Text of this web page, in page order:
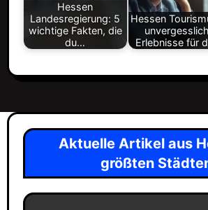
Hessen
Landesregierung: 5
wichtige Fakten, die
du…
Hessen
Erlebnisse für
Aktuelle Artikel aus
größten